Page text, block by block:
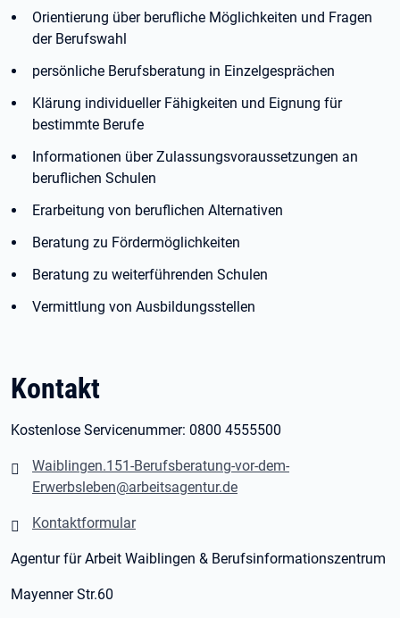
Orientierung über berufliche Möglichkeiten und Fragen
der Berufswahl
persönliche Berufsberatung in Einzelgesprächen
Klärung individueller Fähigkeiten und Eignung für
bestimmte Berufe
Informationen über Zulassungsvoraussetzungen an
beruflichen Schulen
Erarbeitung von beruflichen Alternativen
Beratung zu Fördermöglichkeiten
Beratung zu weiterführenden Schulen
Vermittlung von Ausbildungsstellen
Kontakt
Kostenlose Servicenummer: 0800 4555500
Waiblingen.151-Berufsberatung-vor-dem-
Erwerbsleben@arbeitsagentur.de
Kontaktformular
Agentur für Arbeit Waiblingen & Berufsinformationszentrum
Mayenner Str.60